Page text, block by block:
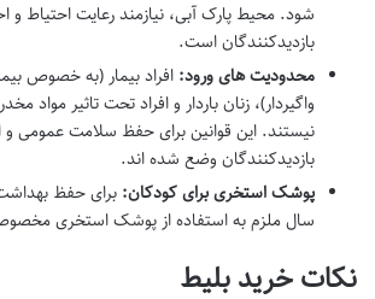
شود. محیط پارک آبی، نیازمند رعایت احتیاط و
بازدیدکنندگان است.
محدودیت های ورود: افراد بیمار (به خصوص
واگیردار)، زنان باردار و افراد تحت تاثیر مواد
نیستند. این قوانین برای حفظ سلامت عمومی و
بازدیدکنندگان وضع شده اند.
پوشک استخری برای کودکان:
سال ملزم به استفاده از پوشک استخری
نکات خرید بلیط